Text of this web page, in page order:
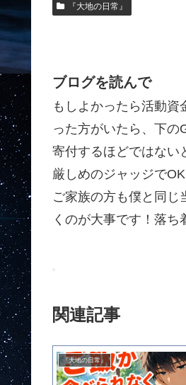
『大地の日常』
ブログを読んで
もしよかったら活動資
った方がいたら、下の
寄付するほどではない
厳しめのジャッジで
ご家族の方も僕と同
くのが大事です！落
関連記事
『大地の日常』